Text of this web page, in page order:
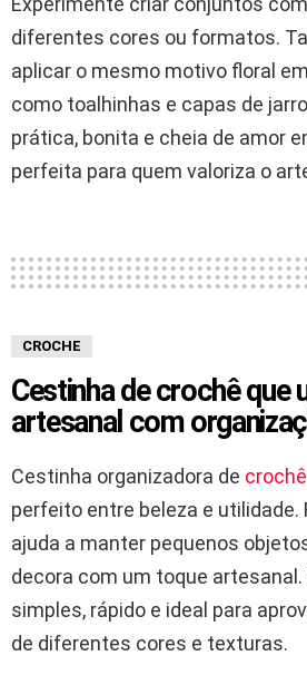
diferentes cores ou formatos.
aplicar o mesmo motivo floral
como toalhinhas e capas de
prática, bonita e cheia de amor
perfeita para quem valoriza o
CROCHE
Cestinha de crochê que
artesanal com
Cestinha organizadora de crochê
perfeito entre beleza e utilidade.
ajuda a manter pequenos
decora com um toque artesanal.
simples, rápido e ideal para
de diferentes cores e texturas.